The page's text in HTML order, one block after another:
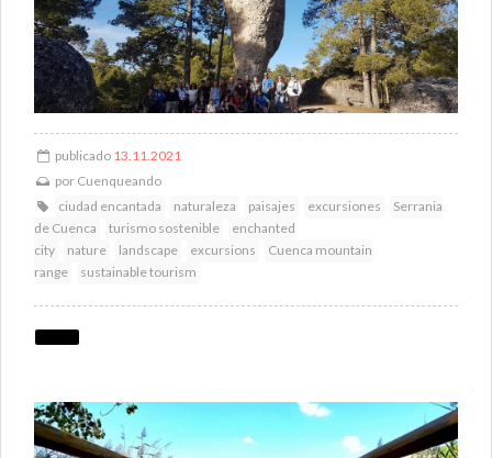
publicado 13.11.2021
por Cuenqueando
ciudad encantada
naturaleza paisajes excursiones
Serrania
de Cuenca
turismo sostenible
enchanted
city
nature landscape excursions
Cuenca mountain
range
sustainable tourism